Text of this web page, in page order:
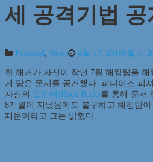
세 공격기법 공
Featured News 4월 17, 20166월 1,
한 해커가 자신이 작년 7월 해킹팀을
게 담은 문서를 공개했다. 피니어스 피
자신의 트위터(Hack Back)를 통해 문서
8개월이 지났음에도 불구하고 해킹팀
때문이라고 그는 밝혔다.